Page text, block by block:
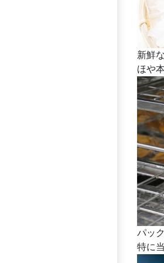
新鮮
ほや
パッ
特に